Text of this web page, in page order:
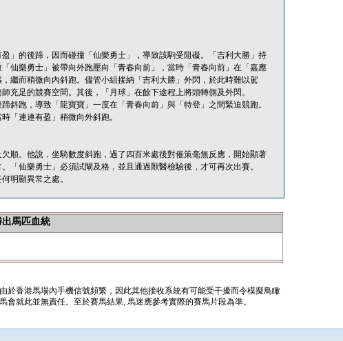
」的後蹄，因而碰撞「仙樂勇士」，導致該駒受阻礙。「吉利大勝」持
仙樂勇士」被帶向外跑壓向「青春向前」，當時「青春向前」在「嘉應
繼而稍微向內斜跑。儘管小組接納「吉利大勝」外閃，於此時難以駕
充足的競賽空間。其後，「月球」在餘下途程上將頭轉側及外閃。
斜跑，導致「龍寶寶」一度在「青春向前」與「特登」之間緊迫競跑。
「連連有盈」稍微向外斜跑。
順。他說，坐騎數度斜跑，過了四百米處後對催策毫無反應，開始顯著
「仙樂勇士」必須試閘及格，並且通過獸醫檢驗後，才可再次出賽。
明顯異常之處。
出馬匹血統
於香港馬場內手機信號頻繁，因此其他接收系統有可能受干擾而令模擬鳥瞰
就此並無責任。至於賽馬結果, 馬迷應參考實際的賽馬片段為準。